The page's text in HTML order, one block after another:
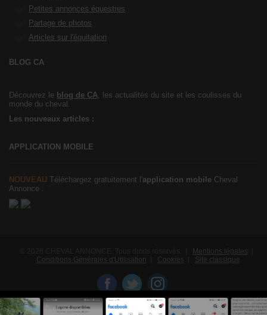
Petites annonces équestres
Partage de photos
Articles sur l'équitation
BLOG CA
Découvrez le blog de CA, les actualités du site et les coulisses du
monde du cheval.
Les nouveaux articles :
APPLICATION MOBILE
NOUVEAU Téléchargez gratuitement l'application mobile Cheval
Annonce :
Mentions légales
Conditions Générales d'Utilisation
Cookies Site classique